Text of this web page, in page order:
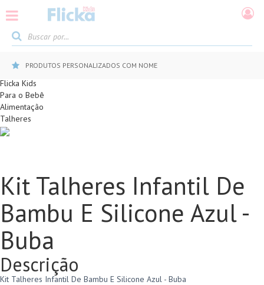
PRODUTOS PERSONALIZADOS COM NOME
Flicka Kids
Para o Bebê
Alimentação
Talheres
Kit Talheres Infantil De
Bambu E Silicone Azul -
Buba
Descrição
Kit Talheres Infantil De Bambu E Silicone Azul - Buba